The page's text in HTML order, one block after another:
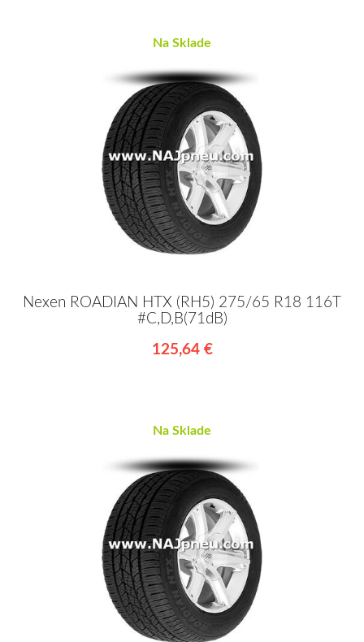
Na Sklade
Nexen ROADIAN HTX (RH5) 275/65 R18 116T
#C,D,B(71dB)
125,64 €
Na Sklade